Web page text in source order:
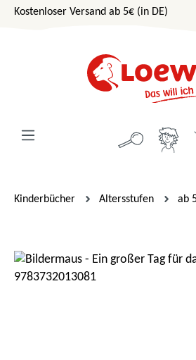
Zum Hauptinhalt springen
Kostenloser Versand ab 5€ (in DE)
Kinderbücher Altersstufen ab
Bildergalerie überspringen